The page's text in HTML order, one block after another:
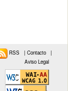
RSS |Contacto
|
Aviso Legal